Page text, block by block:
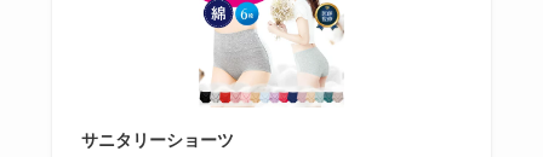
サニタリーショーツ